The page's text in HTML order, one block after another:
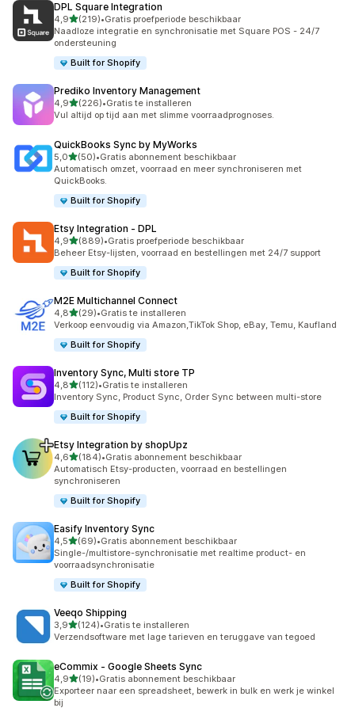
DPL Square Integration
4,9van 5 sterren
(219)
219 recensies in totaal
•Gratis proefperiode beschikbaar
Naadloze integratie en synchronisatie met Square POS - 24/7
ondersteuning
Built for Shopify
Prediko Inventory Management
4,9van 5 sterren
(226)
226 recensies in totaal
•Gratis te installeren
Vul altijd op tijd aan met slimme voorraadprognoses.
QuickBooks Sync by MyWorks
5,0van 5 sterren
(50)
50 recensies in totaal
•Gratis abonnement beschikbaar
Automatisch omzet, voorraad en meer synchroniseren met
QuickBooks.
Built for Shopify
Etsy Integration ‑ DPL
4,9van 5 sterren
(889)
889 recensies in totaal
•Gratis proefperiode beschikbaar
Beheer Etsy-lijsten, voorraad en bestellingen met 24/7 support
Built for Shopify
M2E Multichannel Connect
4,8van 5 sterren
(29)
29 recensies in totaal
•Gratis te installeren
Verkoop eenvoudig via Amazon,TikTok Shop, eBay, Temu, Kaufland
Built for Shopify
Inventory Sync, Multi store TP
4,8van 5 sterren
(112)
112 recensies in totaal
•Gratis te installeren
Inventory Sync, Product Sync, Order Sync between multi-store
Built for Shopify
Etsy Integration by shopUpz
4,6van 5 sterren
(184)
184 recensies in totaal
•Gratis abonnement beschikbaar
Automatisch Etsy-producten, voorraad en bestellingen
synchroniseren
Built for Shopify
Easify Inventory Sync
4,5van 5 sterren
(69)
69 recensies in totaal
•Gratis abonnement beschikbaar
Single-/multistore-synchronisatie met realtime product- en
voorraadsynchronisatie
Built for Shopify
Veeqo Shipping
3,9van 5 sterren
(124)
124 recensies in totaal
•Gratis te installeren
Verzendsoftware met lage tarieven en teruggave van tegoed
eCommix ‑ Google Sheets Sync
4,9van 5 sterren
(19)
19 recensies in totaal
•Gratis abonnement beschikbaar
Exporteer naar een spreadsheet, bewerk in bulk en werk je winkel
bij